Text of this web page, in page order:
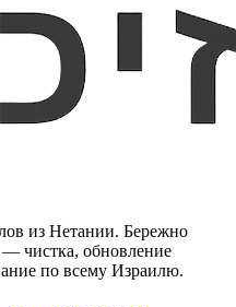
из Нетании. Бережно
чистка, обновление
по всему Израилю.